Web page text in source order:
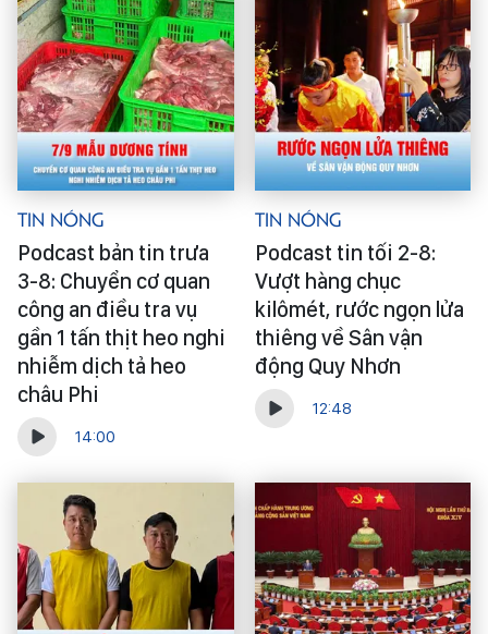
Tin Nóng
Podcast bản tin trưa
3-8: Chuyển cơ quan
công an điều tra vụ
gần 1 tấn thịt heo nghi
nhiễm dịch tả heo
châu Phi
14:00
Tin Nóng
Podcast tin tối 2-8:
Vượt hàng chục
kilômét, rước ngọn lửa
thiêng về Sân vận
động Quy Nhơn
12:48